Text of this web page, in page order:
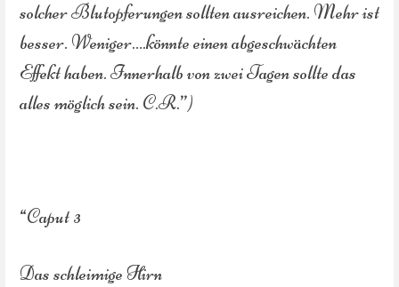
solcher Blutopferungen sollten ausreichen. Mehr ist
besser. Weniger….könnte einen abgeschwächten
Effekt haben. Innerhalb von zwei Tagen sollte das
alles möglich sein. C.R.”)
“Caput 3
Das schleimige Hirn